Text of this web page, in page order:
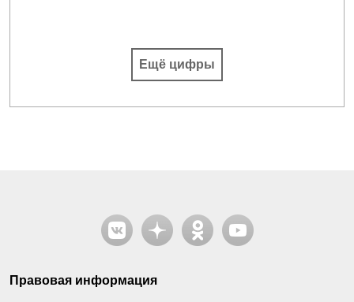
Ещё цифры
Правовая информация